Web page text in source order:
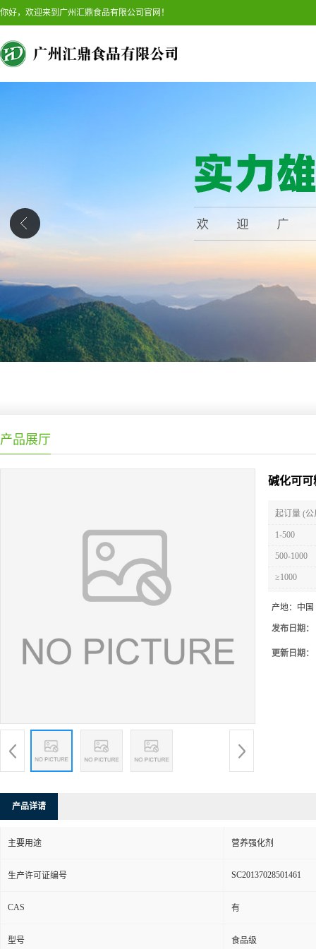
你好，欢迎来到广州汇鼎食品有限公司官网！
产品展厅
碱化可可
起订量 (公
1-500
500-1000
≥1000
产地： 中国
发布日期：
更新日期：
产品详请
主要用途 营养强化剂
生产许可证编号 SC20137028501461
CAS 有
型号 食品级